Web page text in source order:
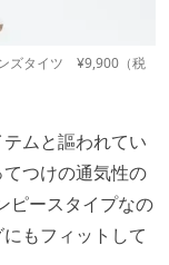
ズタイツ ¥9,900（税
ムと謳われてい
つけの通気性の
ピースタイプなの
もフィットして